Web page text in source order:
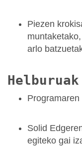
Piezen
arlo
Helburuak
Solid
egiteko gai